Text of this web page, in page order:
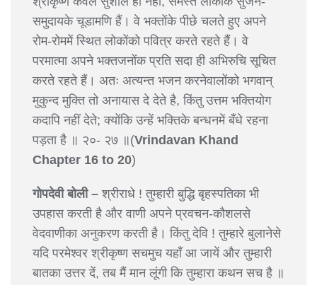
समुदायके चूडामणि हैं। वे भक्तोंके पीछे चलते हुए अपने
रोम-रोममें स्थित लोकोंको पवित्र करते रहते हैं। वे
परमात्मा अपने भक्तजनोंक प्रति सदा ही अभिरुचि सूचित
करते रहते हैं। अतः अत्यन्त भजन करनेवालोंको भगवान्
मुकुन्द मुक्ति तो अनायास दे देते है, किंतु उत्तम भक्तियोग
कदापि नहीं देते; क्योंकि उन्हें भक्तिके बन्धनमें बँधे रहना
पड़ता है ॥ २०- २७ ॥(Vrindavan Khand
Chapter 16 to 20)
गोपदेवी बोली – श्रीराधे ! तुम्हारी बुद्धि बृहस्पतिका भी
उपहास करती है और वाणी अपने प्रवचन-कौशलसे
वेदवाणीका अनुकरण करती है। किंतु देवि ! तुम्हारे बुलानेसे
यदि परमेश्वर श्रीकृष्ण सचमुच यहाँ आ जायें और तुम्हारी
बातका उत्तर दें, तब मैं मान लूंगी कि तुम्हारा कथन सच है ॥